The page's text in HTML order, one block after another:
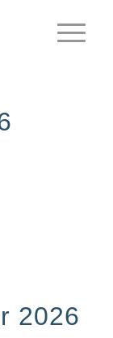
2026